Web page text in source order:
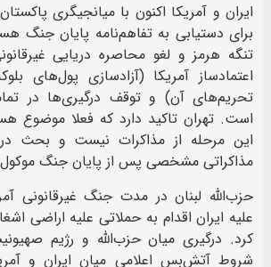
ایران و آمریکا اکنون با میانجیگری
برای دستیابی به تفاهم‌نامه پایان جنگ
تنگه هرمز و لغو محاصره دریایی
اعتمادساز آمریکا (آزادسازی پول‌های
تحریم‌های آن) و توقف درگیری‌ها در
است. تهران تاکید دارد که فعلا موضوع
این مرحله از مذاکرات نیست و بحث
مذاکراتی مشخصی پس از پایان جنگ
حزب‌الله لبنان در مدت جنگ غیرقانونی
علیه ایران اقدام به حملاتی علیه اراضی
کرد. درگیری میان حزب‌الله و رژیم